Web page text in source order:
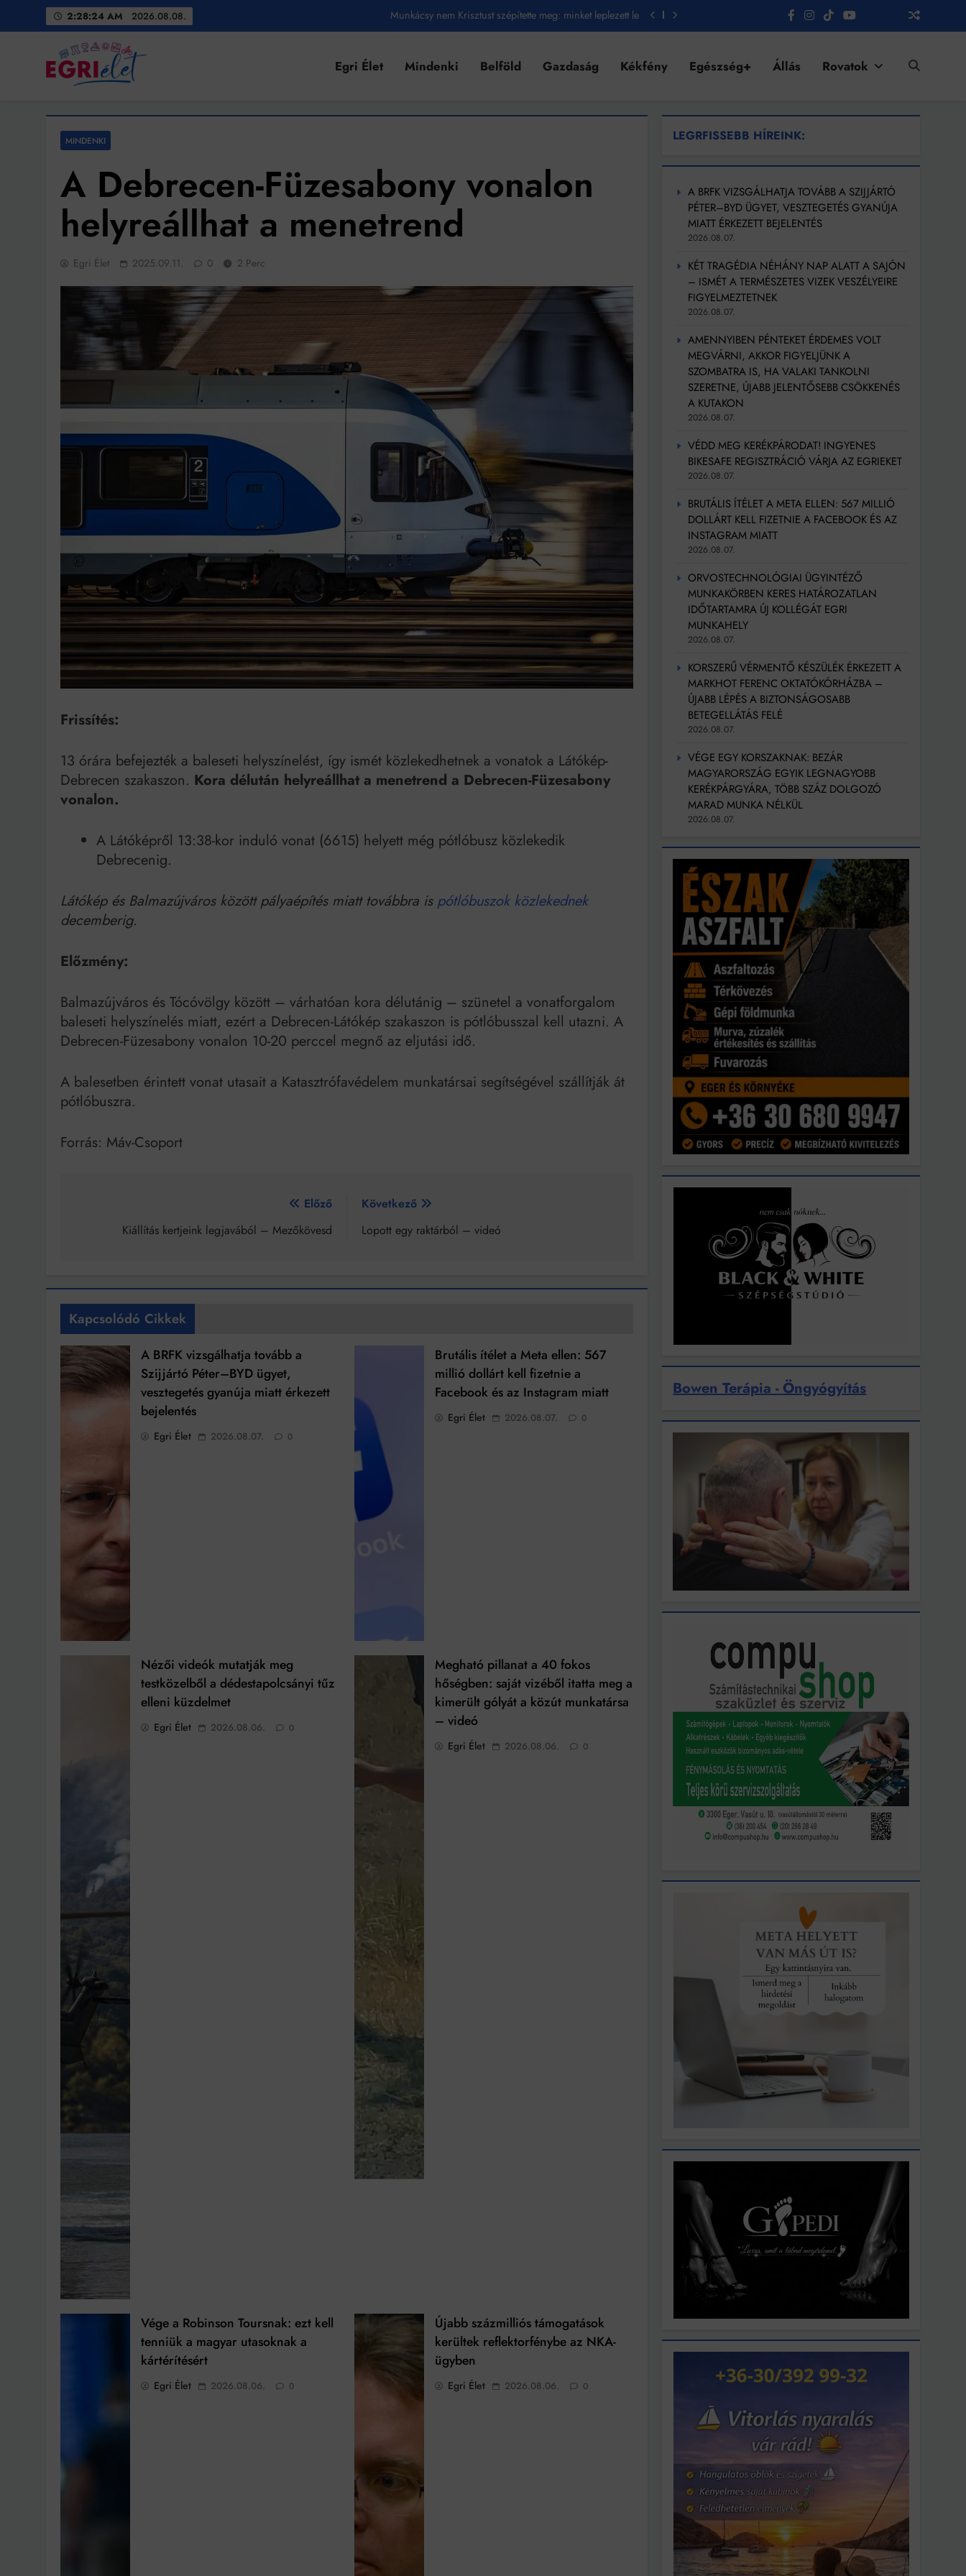
2:28:26 AM 2026.08.08.
Munkácsy nem Krisztust szépítette meg: minket leplezett le
Amikor a Tetris boldogabbá tesz, mint a szerelem
Ki akarsz törni. De miből?
Az öregség nem csak ránc?
Az ördög még mindig Pradát visel. De te miért öltözöl hozzá?
Mindenki a világot akarja uralni – de nem csak a 80-as években
Bitumenes lapostetők: a bevált technológia akkor működik, ha jól van felújítva
Ingatlanpiaci szakértők szerint akár 5 százalékkal is nőhetnek a bérleti díjak a ponthatárhirdetés
után az egyetemi városokban
Munkácsy nem Krisztust szépítette meg: minket leplezett le
Amikor a Tetris boldogabbá tesz, mint a szerelem
Létezik tökéletes élet: Truman is elhitte
Karinthy Frigyes: a zseni, aki belenézett a saját koponyájába
Ki akarsz törni. De miből?
Az öregség nem csak ránc?
Az ördög még mindig Pradát visel. De te miért öltözöl hozzá?
Móricz Zsigmond: falusi író vagy boncmester?
Mindenki a világot akarja uralni – de nem csak a 80-as években
Bitumenes lapostetők: a bevált technológia akkor működik, ha jól van felújítva
Egri Élet
Egri Élet Mindenki Belföld Gazdaság Kékfény Egészség+ Állás Rovatok
MINDENKI
A Debrecen-Füzesabony vonalon
helyreállhat a menetrend
Egri Élet 2025.09.11. 0 2 Perc
Frissítés:
13 órára befejezték a baleseti helyszínelést, így ismét közlekedhetnek a vonatok a Látókép-
Debrecen szakaszon. Kora délután helyreállhat a menetrend a Debrecen-Füzesabony
vonalon.
A Látóképről 13:38-kor induló vonat (6615) helyett még pótlóbusz közlekedik
Debrecenig.
Látókép és Balmazújváros között pályaépítés miatt továbbra is pótlóbuszok közlekednek
decemberig.
Előzmény:
Balmazújváros és Tócóvölgy között – várhatóan kora délutánig – szünetel a vonatforgalom
baleseti helyszínelés miatt, ezért a Debrecen-Látókép szakaszon is pótlóbusszal kell utazni. A
Debrecen-Füzesabony vonalon 10-20 perccel megnő az eljutási idő.
A balesetben érintett vonat utasait a Katasztrófavédelem munkatársai segítségével szállítják át
pótlóbuszra.
Forrás: Máv-Csoport
navigáció
Előző
Kiállítás kertjeink legjavából – Mezőkövesd
Következő
Lopott egy raktárból – videó
Kapcsolódó Cikkek
A BRFK vizsgálhatja tovább a
Szijjártó Péter–BYD ügyet,
vesztegetés gyanúja miatt érkezett
bejelentés
Egri Élet 2026.08.07. 0
Brutális ítélet a Meta ellen: 567
millió dollárt kell fizetnie a
Facebook és az Instagram miatt
Egri Élet 2026.08.07. 0
Nézői videók mutatják meg
testközelből a dédestapolcsányi tűz
elleni küzdelmet
Egri Élet 2026.08.06. 0
Megható pillanat a 40 fokos
hőségben: saját vizéből itatta meg a
kimerült gólyát a közút munkatársa
– videó
Egri Élet 2026.08.06. 0
Vége a Robinson Toursnak: ezt kell
tenniük a magyar utasoknak a
kártérítésért
Egri Élet 2026.08.06. 0
Újabb százmilliós támogatások
kerültek reflektorfénybe az NKA-
ügyben
Egri Élet 2026.08.06. 0
LEGRFISSEBB HÍREINK:
A BRFK VIZSGÁLHATJA TOVÁBB A SZIJJÁRTÓ
PÉTER–BYD ÜGYET, VESZTEGETÉS GYANÚJA
MIATT ÉRKEZETT BEJELENTÉS
2026.08.07.
KÉT TRAGÉDIA NÉHÁNY NAP ALATT A SAJÓN
– ISMÉT A TERMÉSZETES VIZEK VESZÉLYEIRE
FIGYELMEZTETNEK
2026.08.07.
AMENNYIBEN PÉNTEKET ÉRDEMES VOLT
MEGVÁRNI, AKKOR FIGYELJÜNK A
SZOMBATRA IS, HA VALAKI TANKOLNI
SZERETNE, ÚJABB JELENTŐSEBB CSÖKKENÉS
A KUTAKON
2026.08.07.
VÉDD MEG KERÉKPÁRODAT! INGYENES
BIKESAFE REGISZTRÁCIÓ VÁRJA AZ EGRIEKET
2026.08.07.
BRUTÁLIS ÍTÉLET A META ELLEN: 567 MILLIÓ
DOLLÁRT KELL FIZETNIE A FACEBOOK ÉS AZ
INSTAGRAM MIATT
2026.08.07.
ORVOSTECHNOLÓGIAI ÜGYINTÉZŐ
MUNKAKÖRBEN KERES HATÁROZATLAN
IDŐTARTAMRA ÚJ KOLLÉGÁT EGRI
MUNKAHELY
2026.08.07.
KORSZERŰ VÉRMENTŐ KÉSZÜLÉK ÉRKEZETT A
MARKHOT FERENC OKTATÓKÓRHÁZBA –
ÚJABB LÉPÉS A BIZTONSÁGOSABB
BETEGELLÁTÁS FELÉ
2026.08.07.
VÉGE EGY KORSZAKNAK: BEZÁR
MAGYARORSZÁG EGYIK LEGNAGYOBB
KERÉKPÁRGYÁRA, TÖBB SZÁZ DOLGOZÓ
MARAD MUNKA NÉLKÜL
2026.08.07.
Bowen Terápia - Öngyógyítás